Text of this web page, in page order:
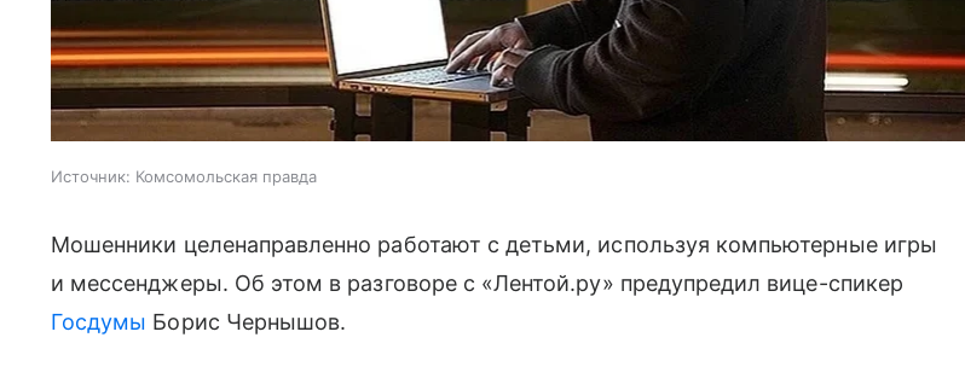
Источник: Комсомольская правда
Мошенники целенаправленно работают с детьми, используя компьютерные игры
и мессенджеры. Об этом в разговоре с «Лентой.ру» предупредил вице-спикер
Госдумы Борис Чернышов.